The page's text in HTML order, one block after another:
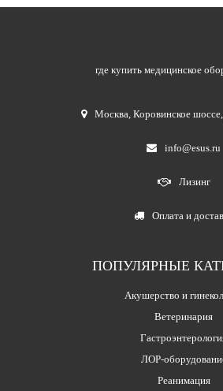
где купить медицинское
Москва,Коровинское
info@esus.ru
Лизинг
Оплата и
ПОПУЛЯРНЫЕ
Акушерство и
Ветеринария
ЛОР-
Реанимация